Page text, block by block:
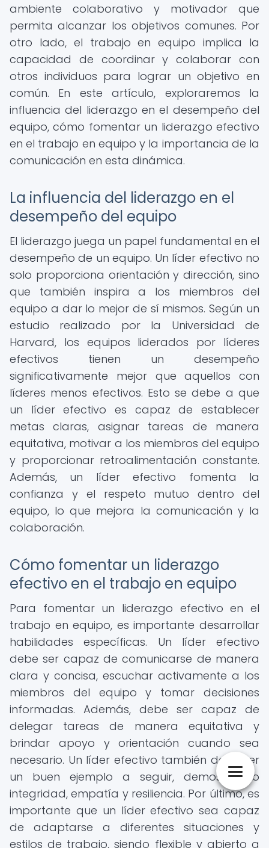
ambiente colaborativo y motivador que
permita alcanzar los objetivos comunes. Por
otro lado, el trabajo en equipo implica la
capacidad de coordinar y colaborar con
otros individuos para lograr un objetivo en
común. En este artículo, exploraremos la
influencia del liderazgo en el desempeño del
equipo, cómo fomentar un liderazgo efectivo
en el trabajo en equipo y la importancia de la
comunicación en esta dinámica.
La influencia del liderazgo en el
desempeño del equipo
El liderazgo juega un papel fundamental en el
desempeño de un equipo. Un líder efectivo no
solo proporciona orientación y dirección, sino
que también inspira a los miembros del
equipo a dar lo mejor de sí mismos. Según un
estudio realizado por la Universidad de
Harvard, los equipos liderados por líderes
efectivos tienen un desempeño
significativamente mejor que aquellos con
líderes menos efectivos. Esto se debe a que
un líder efectivo es capaz de establecer
metas claras, asignar tareas de manera
equitativa, motivar a los miembros del equipo
y proporcionar retroalimentación constante.
Además, un líder efectivo fomenta la
confianza y el respeto mutuo dentro del
equipo, lo que mejora la comunicación y la
colaboración.
Cómo fomentar un liderazgo
efectivo en el trabajo en equipo
Para fomentar un liderazgo efectivo en el
trabajo en equipo, es importante desarrollar
habilidades específicas. Un líder efectivo
debe ser capaz de comunicarse de manera
clara y concisa, escuchar activamente a los
miembros del equipo y tomar decisiones
informadas. Además, debe ser capaz de
delegar tareas de manera equitativa y
brindar apoyo y orientación cuando sea
necesario. Un líder efectivo también debe ser
un buen ejemplo a seguir, demostrando
integridad, empatía y resiliencia. Por último, es
importante que un líder efectivo sea capaz
de adaptarse a diferentes situaciones y
estilos de trabajo, siendo flexible y abierto a